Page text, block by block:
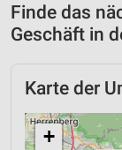
Finde das
Geschäft in
Karte der
+